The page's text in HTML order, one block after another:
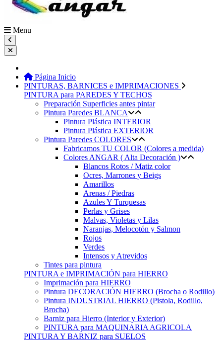
Menu
Página Inicio
PINTURAS, BARNICES e IMPRIMACIONES
PINTURA para PAREDES Y TECHOS
Preparación Superficies antes pintar
Pintura Paredes BLANCA
Pintura Plástica INTERIOR
Pintura Plástica EXTERIOR
Pintura Paredes COLORES
Fabricamos TU COLOR (Colores a medida)
Colores ANGAR ( Alta Decoración )
Blancos Rotos / Matiz color
Ocres, Marrones y Beigs
Amarillos
Arenas / Piedras
Azules Y Turquesas
Perlas y Grises
Malvas, Violetas y Lilas
Naranjas, Melocotón y Salmon
Rojos
Verdes
Intensos y Atrevidos
Tintes para pintura
PINTURA e IMPRIMACIÓN para HIERRO
Imprimación para HIERRO
Pintura DECORACIÓN HIERRO (Brocha o Rodillo)
Pintura INDUSTRIAL HIERRO (Pistola, Rodillo,
Brocha)
Barniz para Hierro (Interior y Exterior)
PINTURA para MAQUINARIA AGRICOLA
PINTURA Y BARNIZ para SUELOS